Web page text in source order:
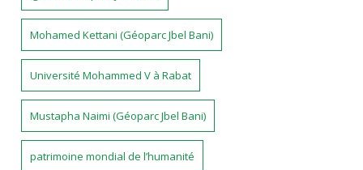
Mohamed Kettani (Géoparc Jbel Bani)
Université Mohammed V à Rabat
Mustapha Naimi (Géoparc Jbel Bani)
patrimoine mondial de l’humanité